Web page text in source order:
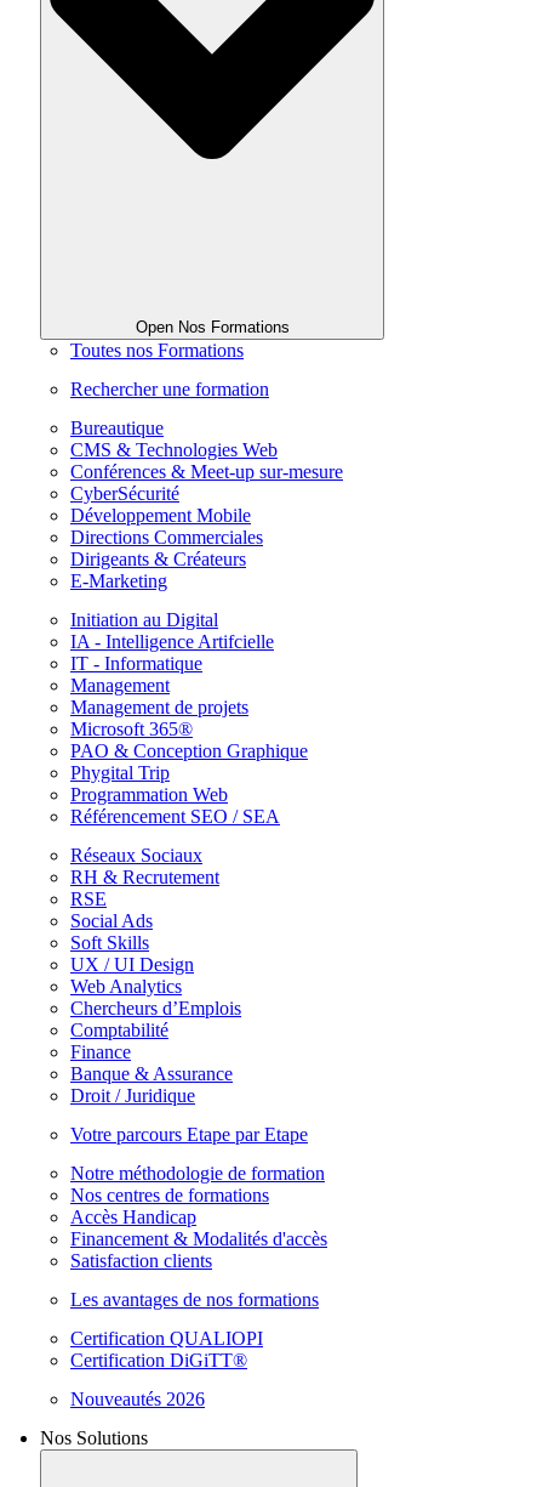
Open Nos Formations
Toutes nos Formations
Rechercher une formation
Bureautique
CMS & Technologies Web
Conférences & Meet-up sur-mesure
CyberSécurité
Développement Mobile
Directions Commerciales
Dirigeants & Créateurs
E-Marketing
Initiation au Digital
IA - Intelligence Artifcielle
IT - Informatique
Management
Management de projets
Microsoft 365®
PAO & Conception Graphique
Phygital Trip
Programmation Web
Référencement SEO / SEA
Réseaux Sociaux
RH & Recrutement
RSE
Social Ads
Soft Skills
UX / UI Design
Web Analytics
Chercheurs d’Emplois
Comptabilité
Finance
Banque & Assurance
Droit / Juridique
Votre parcours Etape par Etape
Notre méthodologie de formation
Nos centres de formations
Accès Handicap
Financement & Modalités d'accès
Satisfaction clients
Les avantages de nos formations
Certification QUALIOPI
Certification DiGiTT®
Nouveautés 2026
Nos Solutions